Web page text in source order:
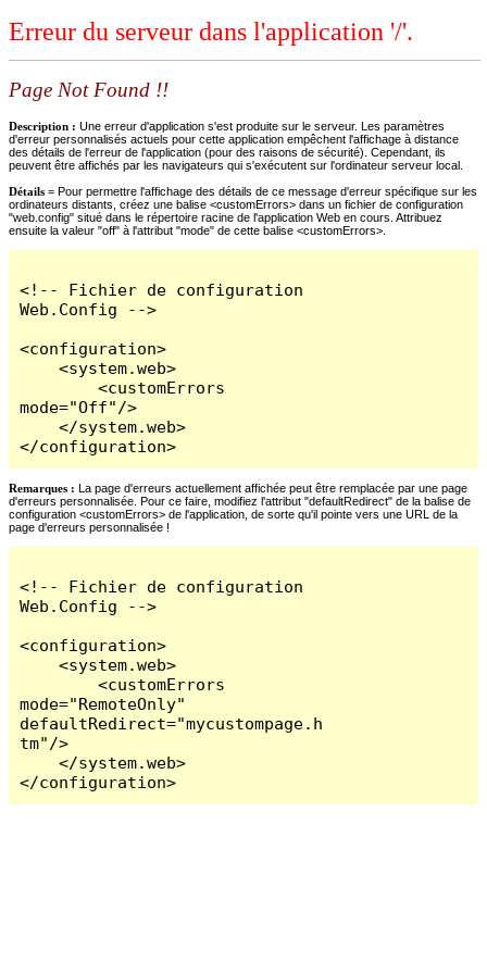
Erreur du serveur dans l'application '/'.
Page Not Found !!
Description : Une erreur d'application s'est produite sur le serveur. Les paramètres
d'erreur personnalisés actuels pour cette application empêchent l'affichage à distance
des détails de l'erreur de l'application (pour des raisons de sécurité). Cependant, ils
peuvent être affichés par les navigateurs qui s'exécutent sur l'ordinateur serveur local.
Détails = Pour permettre l'affichage des détails de ce message d'erreur spécifique sur les
ordinateurs distants, créez une balise <customErrors> dans un fichier de configuration
"web.config" situé dans le répertoire racine de l'application Web en cours. Attribuez
ensuite la valeur "off" à l'attribut "mode" de cette balise <customErrors>.
<!-- Fichier de configuration
Web.Config -->
<configuration>
    <system.web>
        <customErrors
mode="Off"/>
    </system.web>
</configuration>
Remarques : La page d'erreurs actuellement affichée peut être remplacée par une page
d'erreurs personnalisée. Pour ce faire, modifiez l'attribut "defaultRedirect" de la balise de
configuration <customErrors> de l'application, de sorte qu'il pointe vers une URL de la
page d'erreurs personnalisée !
<!-- Fichier de configuration
Web.Config -->
<configuration>
    <system.web>
        <customErrors
mode="RemoteOnly"
defaultRedirect="mycustompage.h
tm"/>
    </system.web>
</configuration>